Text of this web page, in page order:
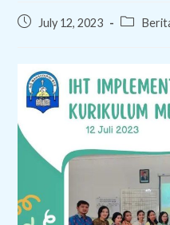
PostJuly 12, 2023
Post